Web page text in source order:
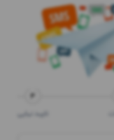
۴
تایید نهایی